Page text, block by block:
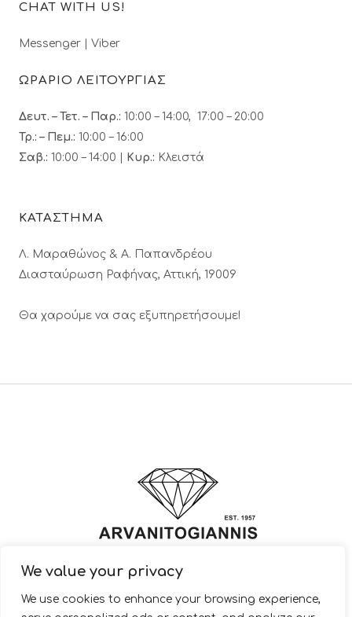
We value your privacy
We use cookies to enhance your browsing experience,
CHAT WITH US!
Messenger Viber
ΩΡΑΡΙΟ ΛΕΙΤΟΥΡΓΙΑΣ
Δευτ. – Τετ. – Παρ.: 10:00 – 14:00, 17:00 – 20:00
Τρ.: – Πεμ.: 10:00 – 16:00
Σαβ.: 10:00 – 14:00 | Κυρ.: Κλειστά
ΚΑΤΑΣΤΗΜΑ
Λ. Μαραθώνος & A. Παπανδρέου
Διασταύρωση Ραφήνας, Αττική, 19009
Θα χαρούμε να σας εξυπηρετήσουμε!
© 2022 ARVANITOGIANNIS – Jewelry Design & Manufacturing |
JewelryShop.gr